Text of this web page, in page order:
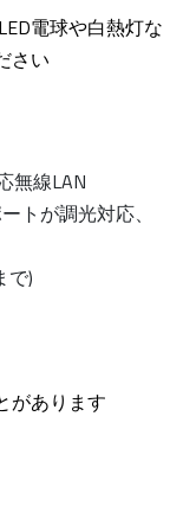
電球や白熱灯な
さい
無線LAN
トが調光対応、
で)
があります